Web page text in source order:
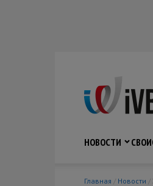
НОВОСТИ
СВО
Главная / Новости /